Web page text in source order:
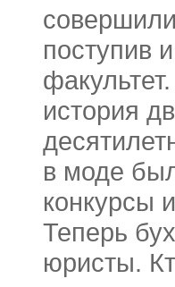
поступив
история
в моде
конкурсы
Теперь
юристы.